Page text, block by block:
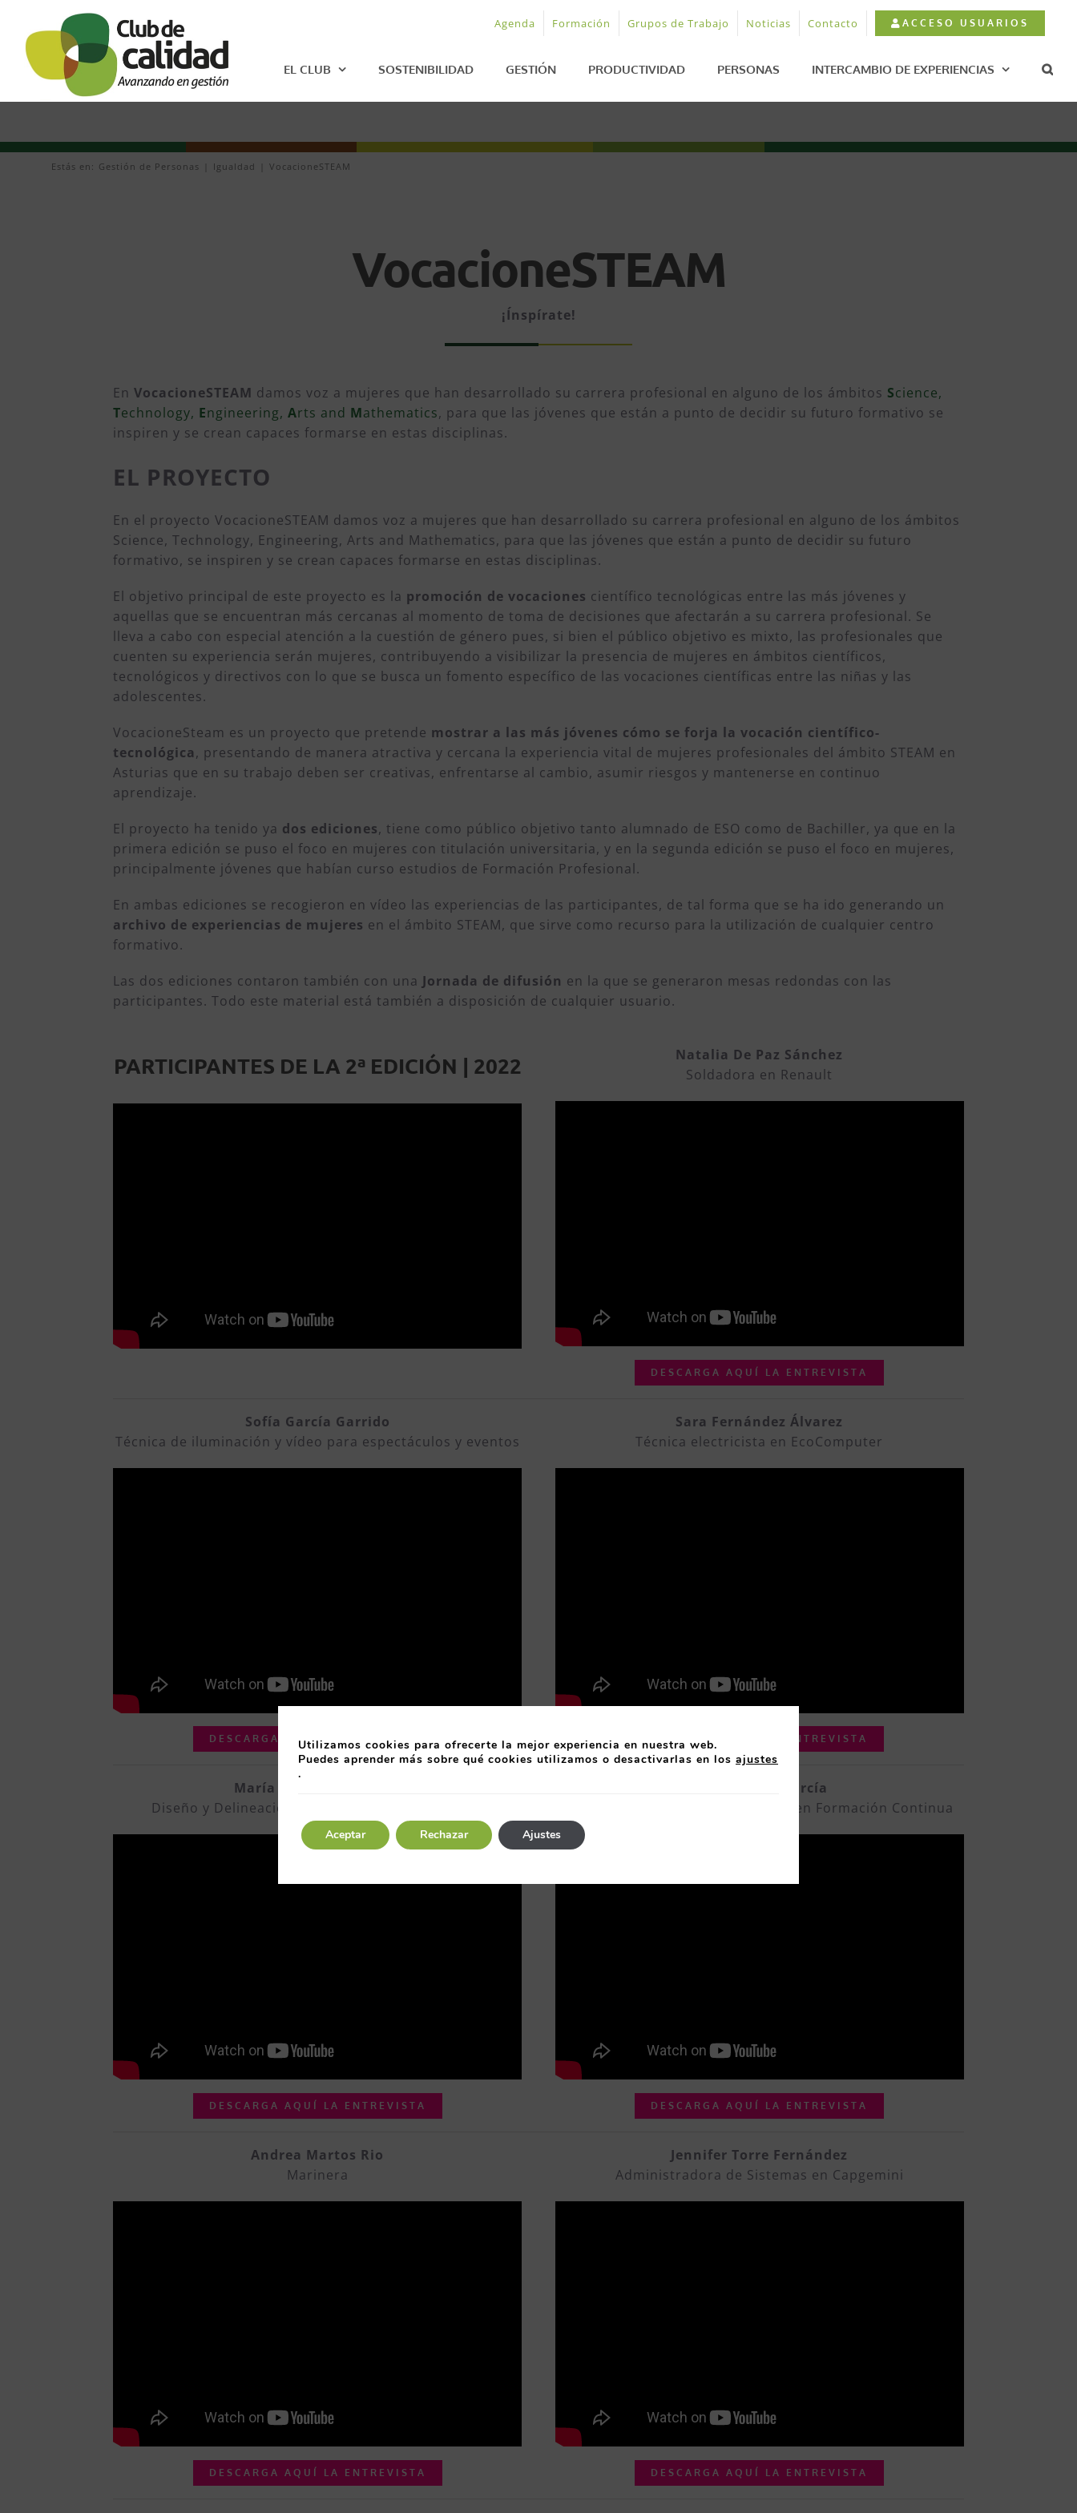
contenido
Agenda Formación Grupos de Trabajo Noticias Contacto ACCESO USUARIOS
EL CLUB SOSTENIBILIDAD GESTIÓN PRODUCTIVIDAD PERSONAS INTERCAMBIO DE EXPERIENCIAS
Estás en: Gestión de Personas Igualdad VocacioneSTEAM
VocacioneSTEAM
¡Ínspírate!
EnVocacioneSTEAM damos voz a mujeres que han desarrollado su carrera profesional en alguno de los ámbitos Science,
Technology, Engineering,Arts and Mathematics, para que las jóvenes que están a punto de decidir su futuro formativo se
inspiren y se crean capaces formarse en estas disciplinas.
EL PROYECTO
En el proyecto VocacioneSTEAM damos voz a mujeres que han desarrollado su carrera profesional en alguno de los ámbitos
Science, Technology, Engineering, Arts and Mathematics, para que las jóvenes que están a punto de decidir su futuro
formativo, se inspiren y se crean capaces formarse en estas disciplinas.
El objetivo principal de este proyecto es la promoción de vocaciones científico tecnológicas entre las más jóvenes y
aquellas que se encuentran más cercanas al momento de toma de decisiones que afectarán a su carrera profesional. Se
lleva a cabo con especial atención a la cuestión de género pues, si bien el público objetivo es mixto, las profesionales que
cuenten su experiencia serán mujeres, contribuyendo a visibilizar la presencia de mujeres en ámbitos científicos,
tecnológicos y directivos con lo que se busca un fomento específico de las vocaciones científicas entre las niñas y las
adolescentes.
VocacioneSteam es un proyecto que pretende mostrar a las más jóvenes cómo se forja la vocación científico-
tecnológica, presentando de manera atractiva y cercana la experiencia vital de mujeres profesionales del ámbito STEAM en
Asturias que en su trabajo deben ser creativas, enfrentarse al cambio, asumir riesgos y mantenerse en continuo
aprendizaje.
El proyecto ha tenido ya dos ediciones, tiene como público objetivo tanto alumnado de ESO como de Bachiller, ya que en la
primera edición se puso el foco en mujeres con titulación universitaria, y en la segunda edición se puso el foco en mujeres,
principalmente jóvenes que habían curso estudios de Formación Profesional.
En ambas ediciones se recogieron en vídeo las experiencias de las participantes, de tal forma que se ha ido generando un
archivo de experiencias de mujeres en el ámbito STEAM, que sirve como recurso para la utilización de cualquier centro
formativo.
Las dos ediciones contaron también con una Jornada de difusión en la que se generaron mesas redondas con las
participantes. Todo este material está también a disposición de cualquier usuario.
PARTICIPANTES DE LA 2ª EDICIÓN | 2022
Natalia De Paz Sánchez
Soldadora en Renault
DESCARGA AQUÍ LA ENTREVISTA
Sofía García Garrido
Técnica de iluminación y vídeo para espectáculos y eventos
DESCARGA AQUÍ LA ENTREVISTA
Sara Fernández Álvarez
Técnica electricista en EcoComputer
DESCARGA AQUÍ LA ENTREVISTA
María Martínez Álvarez
Diseño y Delineación Mecánica en Duro Felguera
DESCARGA AQUÍ LA ENTREVISTA
Myrian Díaz García
Profesora de FP para el empleo y en Formación Continua
DESCARGA AQUÍ LA ENTREVISTA
Andrea Martos Rio
Marinera
DESCARGA AQUÍ LA ENTREVISTA
Jennifer Torre Fernández
Administradora de Sistemas en Capgemini
DESCARGA AQUÍ LA ENTREVISTA
Utilizamos cookies para ofrecerte la mejor experiencia en nuestra web.
Puedes aprender más sobre qué cookies utilizamos o desactivarlas en los ajustes
.
Aceptar Rechazar Ajustes